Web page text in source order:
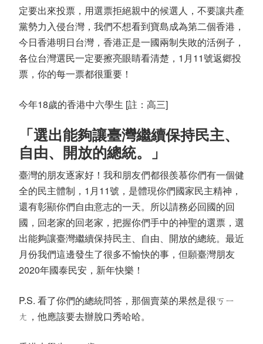
定要出來投票，用選票拒絕親中的候選人，不要讓共產
黨勢力入侵台灣，我們不想看到寶島成為第二個香港，
今日香港明日台灣，香港正是一國兩制失敗的活例子，
各位台灣選民一定要擦亮眼睛看清楚，1月11號返郷投
票，你的每一票都很重要！
今年18歲的香港中六學生 [註：高三]
「選出能夠讓臺灣繼續保持民主、
自由、開放的總統。」
臺灣的朋友逐家好！我和朋友們都很羨慕你們有一個健
全的民主體制，1月11號，是體現你們國家民主精神，
還有彰顯你們自由意志的一天。所以請務必回國的回
國，回老家的回老家，把握你們手中的神聖的選票，選
出能夠讓臺灣繼續保持民主、自由、開放的總統。最近
月份我們這邊發生了很多不愉快的事，但願臺灣朋友
2020年國泰民安，新年快樂！
P.S. 看了你們的總統問答，那個賣菜的果然是很ㄎㄧ
ㄤ，他應該要去辦脫口秀哈哈。